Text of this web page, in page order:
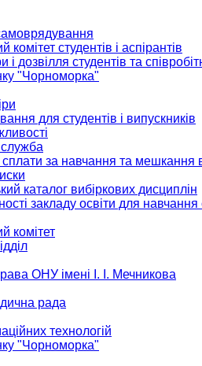
комітет студентів і аспірантів
і дозвілля студентів та
"Чорноморка"
для студентів і випускників
служба
сплати за навчання та мешкання
каталог вибіркових дисциплін
закладу освіти для
комітет
ОНУ імені І. І. Мечникова
рада
технологій
"Чорноморка"